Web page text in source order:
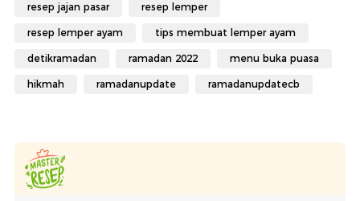
resep jajan pasar resep lemper
resep lemper ayam tips membuat lemper ayam
detikramadan ramadan 2022 menu buka puasa
hikmah ramadanupdate ramadanupdatecb